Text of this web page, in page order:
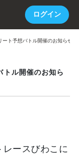
ログイン
ート予想バトル開催のお知ら
トル開催のお知ら
レースびわこに